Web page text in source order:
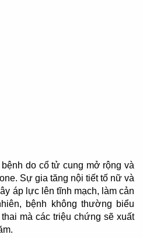
do cổ tử cung mở rộng và
Sự gia tăng nội tiết tố nữ và
áp lực lên tĩnh mạch, làm cản
bệnh không thường biểu
mà các triệu chứng sẽ xuất